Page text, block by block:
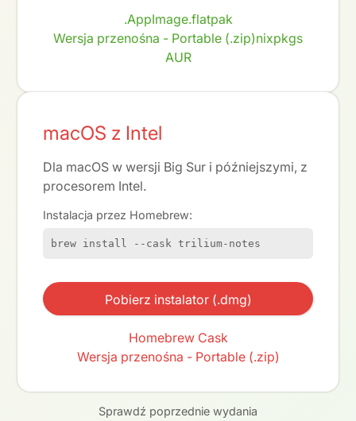
.AppImage.flatpak
Wersja przenośna - Portable (.zip)nixpkgs
AUR
macOS z Intel
Dla macOS w wersji Big Sur i późniejszymi, z
procesorem Intel.
Instalacja przez Homebrew:
brew install --cask trilium-notes
Pobierz instalator (.dmg)
Homebrew Cask
Wersja przenośna - Portable (.zip)
Sprawdź poprzednie wydania